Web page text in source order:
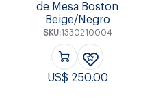
de Mesa Boston
Beige/Negro
SKU:1330210004
US$ 250.00